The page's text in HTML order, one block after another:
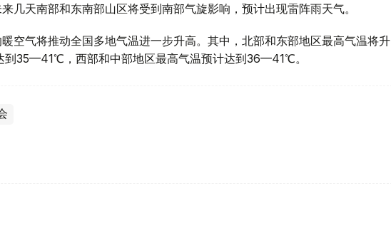
几天南部和东南部山区将受到南部气旋影响，预计出现雷阵雨天气。
空气将推动全国多地气温进一步升高。其中，北部和东部地区最高气温将升
35—41℃，西部和中部地区最高气温预计达到36—41℃。